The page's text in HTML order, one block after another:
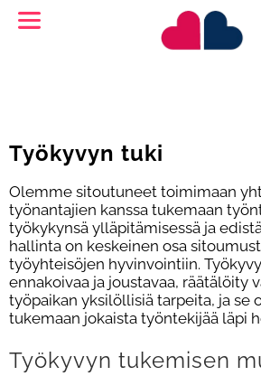
Työkyvyn tuki
Olemme sitoutuneet toimimaan
työnantajien kanssa tukemaan
työkykynsä ylläpitämisessä ja
hallinta on keskeinen osa
työyhteisöjen hyvinvointiin.
ennakoivaa ja joustavaa, räätälöity
työpaikan yksilöllisiä tarpeita, ja se
tukemaan jokaista työntekijää läpi
Työkyvyn tukemisen